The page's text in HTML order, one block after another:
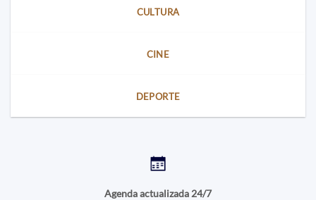
CULTURA
CINE
DEPORTE
Agenda actualizada 24/7